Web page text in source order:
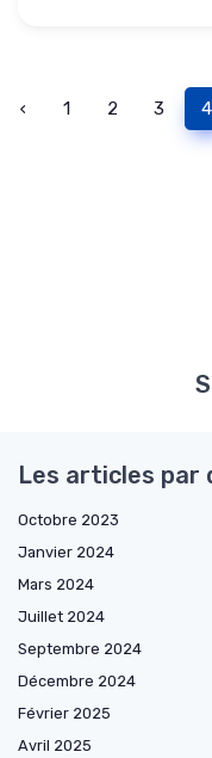
‹ 1 2 3 4
Les articles par
Octobre 2023
Janvier 2024
Mars 2024
Juillet 2024
Septembre 2024
Décembre 2024
Février 2025
Avril 2025